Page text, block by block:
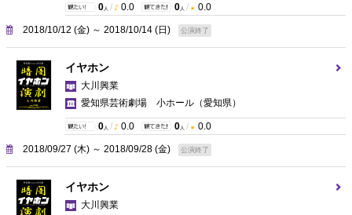
0 人 / 0.0 0 人 / 0.0
2018/10/12 (金) ～ 2018/10/14 (日) 公演終了
イヤホン
大川興業
愛知県芸術劇場 小ホール （愛知県）
0 人 / 0.0 0 人 / 0.0
2018/09/27 (木) ～ 2018/09/28 (金) 公演終了
イヤホン
大川興業